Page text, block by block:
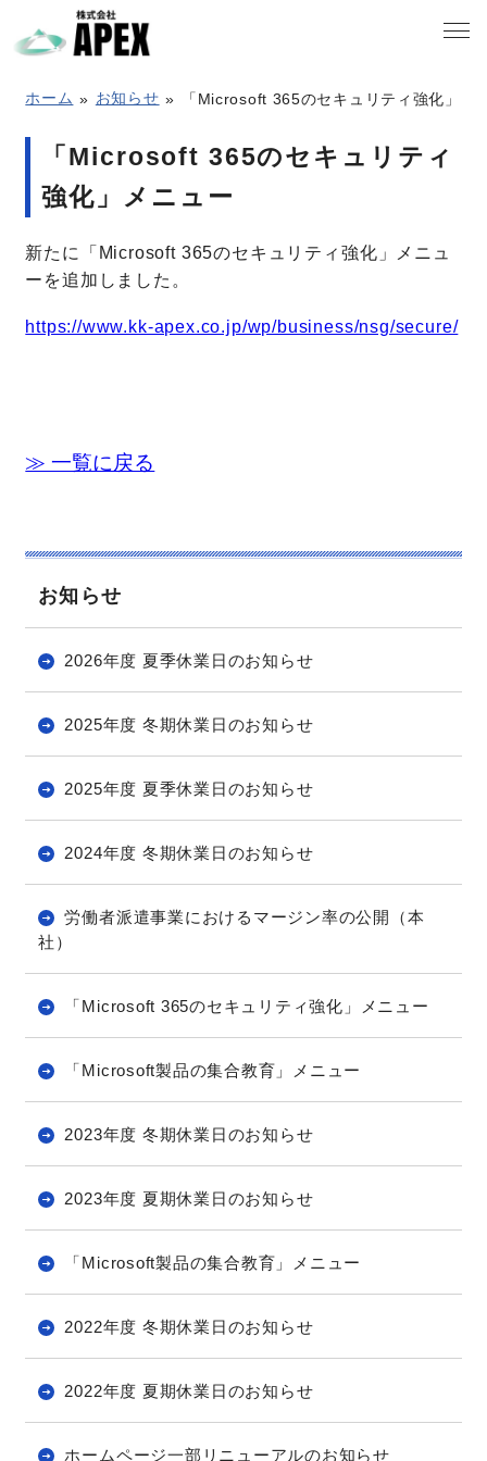
会社案内
お知らせ
ホーム お知らせ 「Microsoft 365のセキュリティ強化」メ
「Microsoft 365のセキュリティ
強化」メニュー
新たに「Microsoft 365のセキュリティ強化」メニュ
ーを追加しました。
https://www.kk-apex.co.jp/wp/business/nsg/secure/
≫ 一覧に戻る
お知らせ
2026年度 夏季休業日のお知らせ
2025年度 冬期休業日のお知らせ
2025年度 夏季休業日のお知らせ
2024年度 冬期休業日のお知らせ
労働者派遣事業におけるマージン率の公開（本
社）
「Microsoft 365のセキュリティ強化」メニュー
「Microsoft製品の集合教育」メニュー
2023年度 冬期休業日のお知らせ
2023年度 夏期休業日のお知らせ
「Microsoft製品の集合教育」メニュー
2022年度 冬期休業日のお知らせ
2022年度 夏期休業日のお知らせ
ホームページ一部リニューアルのお知らせ